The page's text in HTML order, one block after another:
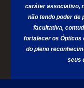
caráter associativo,
não tendo poder de
facultativa,
fortalecer os Ópticos
do pleno
seus